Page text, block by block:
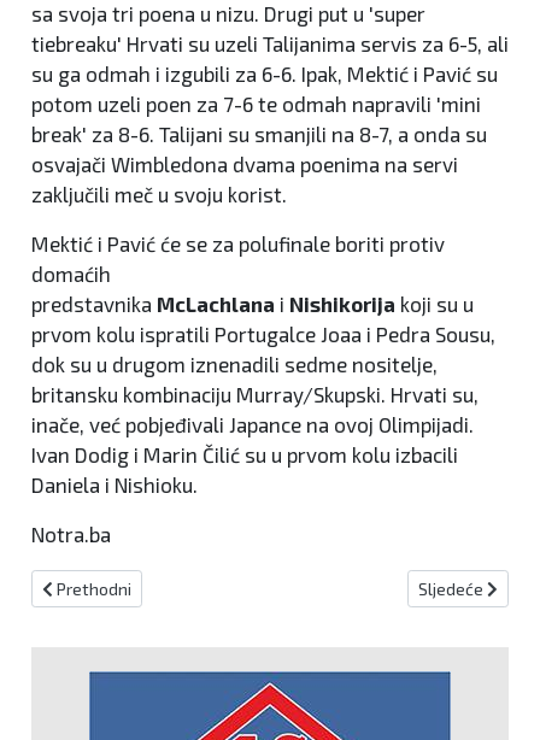
sa svoja tri poena u nizu. Drugi put u 'super
tiebreaku' Hrvati su uzeli Talijanima servis za 6-5, ali
su ga odmah i izgubili za 6-6. Ipak, Mektić i Pavić su
potom uzeli poen za 7-6 te odmah napravili 'mini
break' za 8-6. Talijani su smanjili na 8-7, a onda su
osvajači Wimbledona dvama poenima na servi
zaključili meč u svoju korist.
Mektić i Pavić će se za polufinale boriti protiv
domaćih
predstavnika McLachlana i Nishikorija koji su u
prvom kolu ispratili Portugalce Joaa i Pedra Sousu,
dok su u drugom iznenadili sedme nositelje,
britansku kombinaciju Murray/Skupski. Hrvati su,
inače, već pobjeđivali Japance na ovoj Olimpijadi.
Ivan Dodig i Marin Čilić su u prvom kolu izbacili
Daniela i Nishioku.
Notra.ba
Prethodni članak: Matea Jelić nakon velikog preokreta osvojila
Prethodni Sljedeći
Sljedeće